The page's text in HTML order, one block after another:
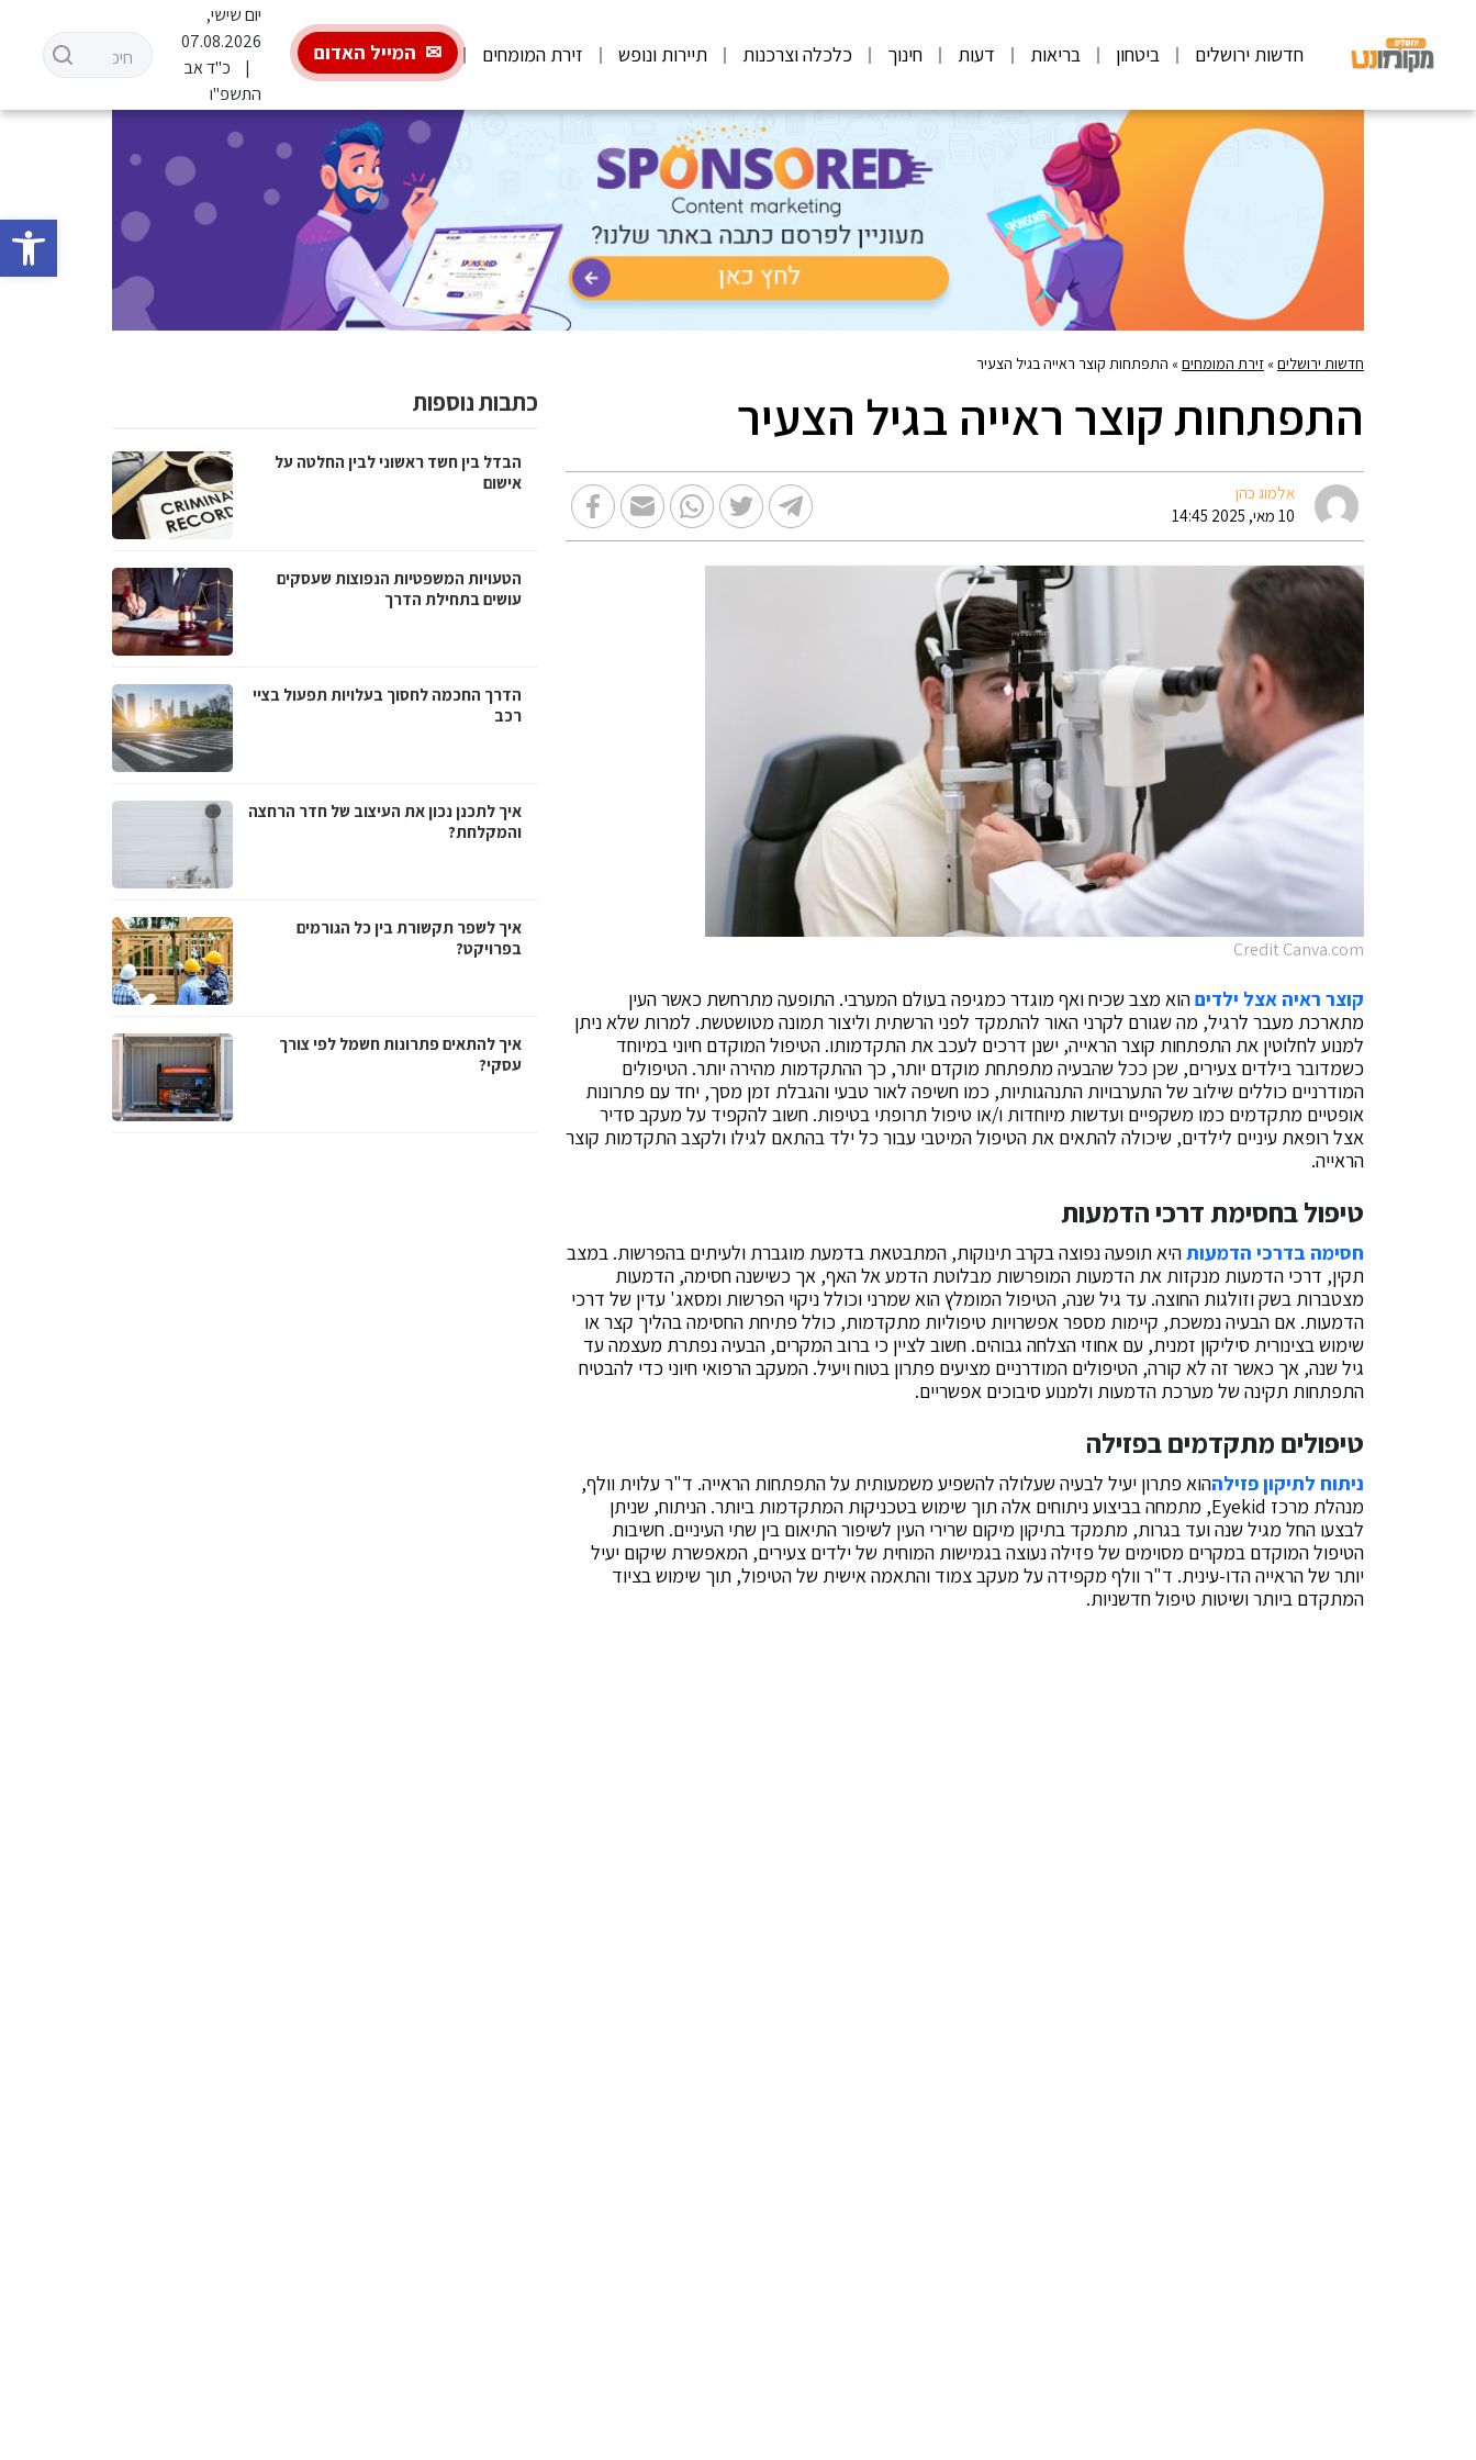
פתח
חדשות ירושלים ביטחון בריאות דעות חינוך כלכלה וצרכנות תיירות ונופש זירת המומחים המייל האדום
יום שישי,
07.08.2026
כ"ד אב
התשפ"ו
חדשות ירושלים» זירת המומחים» התפתחות קוצר ראייה בגיל הצעיר
התפתחות קוצר ראייה בגיל הצעיר
אלמוג כהן
10 מאי, 2025 14:45
Credit Canva.com
קוצר ראיה אצל ילדיםהוא מצב שכיח ואף מוגדר כמגיפה בעולם המערבי. התופעה מתרחשת כאשר העין
מתארכת מעבר לרגיל, מה שגורם לקרני האור להתמקד לפני הרשתית וליצור תמונה מטושטשת. למרות שלא ניתן
למנוע לחלוטין את התפתחות קוצר הראייה, ישנן דרכים לעכב את התקדמותו. הטיפול המוקדם חיוני במיוחד
כשמדובר בילדים צעירים, שכן ככל שהבעיה מתפתחת מוקדם יותר, כך ההתקדמות מהירה יותר. הטיפולים
המודרניים כוללים שילוב של התערבויות התנהגותיות, כמו חשיפה לאור טבעי והגבלת זמן מסך, יחד עם פתרונות
אופטיים מתקדמים כמו משקפיים ועדשות מיוחדות ו/או טיפול תרופתי בטיפות. חשוב להקפיד על מעקב סדיר
אצל רופאת עיניים לילדים, שיכולה להתאים את הטיפול המיטבי עבור כל ילד בהתאם לגילו ולקצב התקדמות קוצר
הראייה.
טיפול בחסימת דרכי הדמעות
חסימה בדרכי הדמעותהיא תופעה נפוצה בקרב תינוקות, המתבטאת בדמעת מוגברת ולעיתים בהפרשות. במצב
תקין, דרכי הדמעות מנקזות את הדמעות המופרשות מבלוטת הדמע אל האף, אך כשישנה חסימה, הדמעות
מצטברות בשק וזולגות החוצה. עד גיל שנה, הטיפול המומלץ הוא שמרני וכולל ניקוי הפרשות ומסאג' עדין של דרכי
הדמעות. אם הבעיה נמשכת, קיימות מספר אפשרויות טיפוליות מתקדמות, כולל פתיחת החסימה בהליך קצר או
שימוש בצינורית סיליקון זמנית, עם אחוזי הצלחה גבוהים. חשוב לציין כי ברוב המקרים, הבעיה נפתרת מעצמה עד
גיל שנה, אך כאשר זה לא קורה, הטיפולים המודרניים מציעים פתרון בטוח ויעיל. המעקב הרפואי חיוני כדי להבטיח
התפתחות תקינה של מערכת הדמעות ולמנוע סיבוכים אפשריים.
טיפולים מתקדמים בפזילה
ניתוח לתיקון פזילההוא פתרון יעיל לבעיה שעלולה להשפיע משמעותית על התפתחות הראייה. ד"ר עלוית וולף,
מנהלת מרכז Eyekid, מתמחה בביצוע ניתוחים אלה תוך שימוש בטכניקות המתקדמות ביותר. הניתוח, שניתן
לבצעו החל מגיל שנה ועד בגרות, מתמקד בתיקון מיקום שרירי העין לשיפור התיאום בין שתי העיניים. חשיבות
הטיפול המוקדם במקרים מסוימים של פזילה נעוצה בגמישות המוחית של ילדים צעירים, המאפשרת שיקום יעיל
יותר של הראייה הדו-עינית. ד"ר וולף מקפידה על מעקב צמוד והתאמה אישית של הטיפול, תוך שימוש בציוד
המתקדם ביותר ושיטות טיפול חדשניות.
כתבות נוספות
הבדל בין חשד ראשוני לבין החלטה על
אישום
הטעויות המשפטיות הנפוצות שעסקים
עושים בתחילת הדרך
הדרך החכמה לחסוך בעלויות תפעול בציי
רכב
איך לתכנן נכון את העיצוב של חדר הרחצה
והמקלחת?
איך לשפר תקשורת בין כל הגורמים
בפרויקט?
איך להתאים פתרונות חשמל לפי צורך
עסקי?